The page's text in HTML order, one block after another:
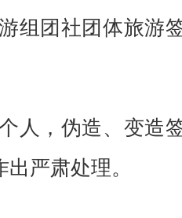
组团社团体旅游
人，伪造、变造
严肃处理。